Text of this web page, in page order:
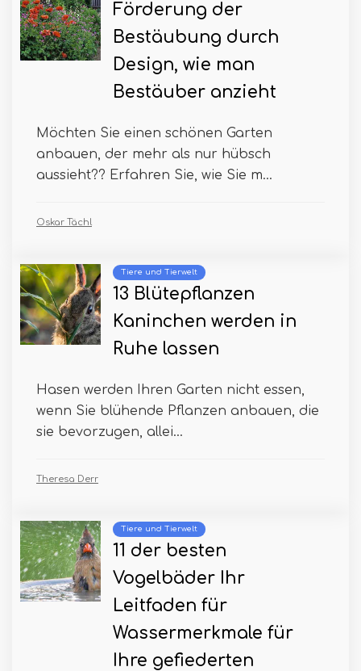
Förderung der
Bestäubung durch
Design, wie man
Bestäuber anzieht
Möchten Sie einen schönen Garten
anbauen, der mehr als nur hübsch
aussieht?? Erfahren Sie, wie Sie m...
Oskar Tächl
Tiere und Tierwelt
13 Blütepflanzen
Kaninchen werden in
Ruhe lassen
Hasen werden Ihren Garten nicht essen,
wenn Sie blühende Pflanzen anbauen, die
sie bevorzugen, allei...
Theresa Derr
Tiere und Tierwelt
11 der besten
Vogelbäder Ihr
Leitfaden für
Wassermerkmale für
Ihre gefiederten